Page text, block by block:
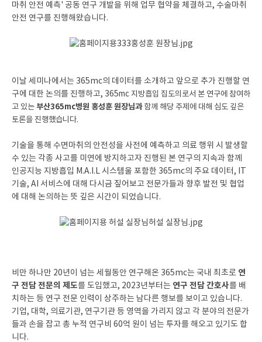
마취 안전 예측' 공동 연구 개발을 위해 업무 협약을 체결하고, 수술마취
안전 연구를 진행해왔습니다.
이날 세미나에서는 365mc의 데이터를 소개하고 앞으로 추가 진행할 연
구에 대한 논의를 진행하고, 365mc 지방흡입 집도의로서 본 연구에 참여하
고 있는 부산365mc병원 홍성훈 원장님과함께 해당 주제에 대해 심도 깊은
토론을 진행했습니다.
기술을 통해 수면마취의 안전성을 사전에 예측하고 의료 행위 시 발생할
수 있는 각종 사고를 미연에 방지하고자 진행된 본 연구의 지속과 함께
인공지능 지방흡입 M.A.I.L 시스템울 포함한 365mc의 주요 데이터, IT
기술, AI 서비스에 대해 다시금 짚어보고 전문가들과 향후 발전 및 협업
에 대해 논의하는 뜻 깊은 시간이 되었습니다.
비만 하나만 20년이 넘는 세월동안 연구해온 365mc는 국내 최초로 연
구 전담 전문의 제도를 도입했고, 2023년부터는 연구 전담 간호사를 배
치하는 등 연구 전문 인력이 상주하는 남다른 행보를 보이고 있습니다.
기업, 대학, 의료기관, 연구기관 등 영역을 가리지 않고 각 분야의 전문가
들과 손을 잡고 총 누적 연구비 60억 원이 넘는 투자를 해오고 있기도 합
니다.